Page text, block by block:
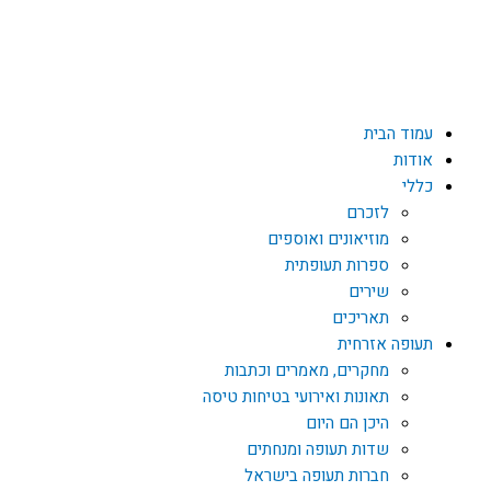
עמוד הבית
אודות
כללי
לזכרם
מוזיאונים ואוספים
ספרות תעופתית
שירים
תאריכים
תעופה אזרחית
מחקרים, מאמרים וכתבות
תאונות ואירועי בטיחות טיסה
היכן הם היום
שדות תעופה ומנחתים
חברות תעופה בישראל